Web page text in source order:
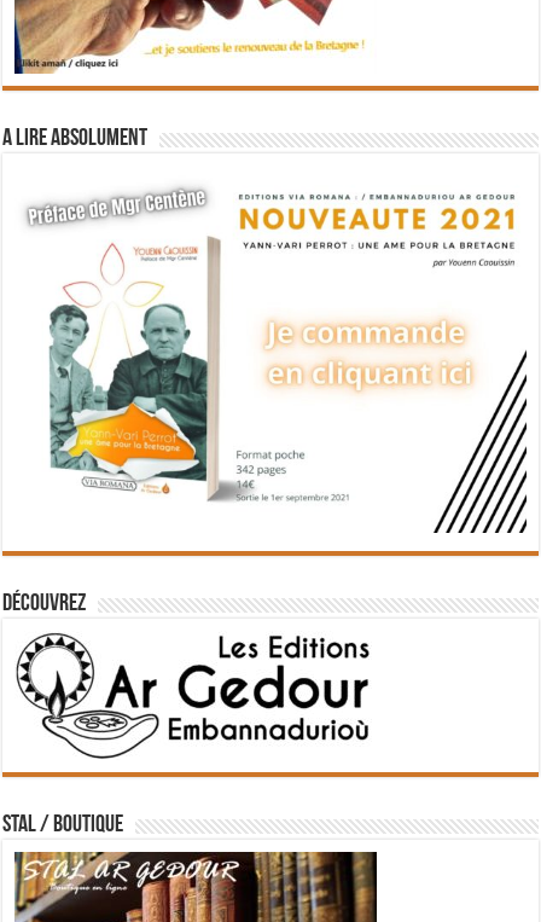
A lire absolument
Découvrez
STAL / BOUTIQUE